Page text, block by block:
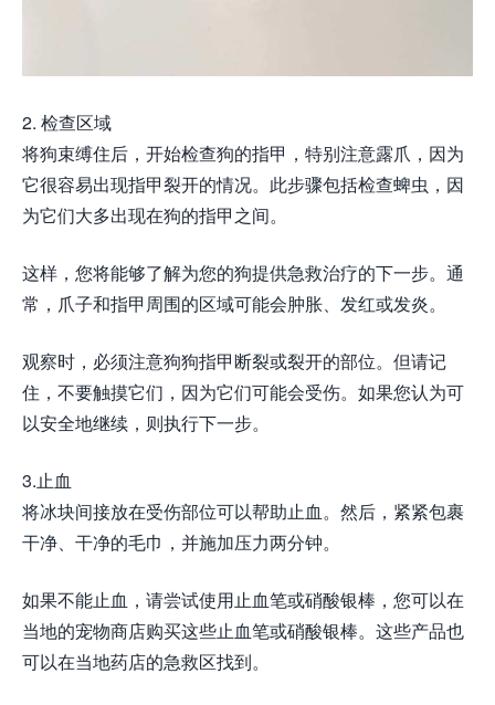
2. 检查区域
将狗束缚住后，开始检查狗的指甲，特别注意露爪，因为
它很容易出现指甲裂开的情况。此步骤包括检查蜱虫，因
为它们大多出现在狗的指甲之间。
这样，您将能够了解为您的狗提供急救治疗的下一步。通
常，爪子和指甲周围的区域可能会肿胀、发红或发炎。
观察时，必须注意狗狗指甲断裂或裂开的部位。但请记
住，不要触摸它们，因为它们可能会受伤。如果您认为可
以安全地继续，则执行下一步。
3.止血
将冰块间接放在受伤部位可以帮助止血。然后，紧紧包裹
干净、干净的毛巾，并施加压力两分钟。
如果不能止血，请尝试使用止血笔或硝酸银棒，您可以在
当地的宠物商店购买这些止血笔或硝酸银棒。这些产品也
可以在当地药店的急救区找到。